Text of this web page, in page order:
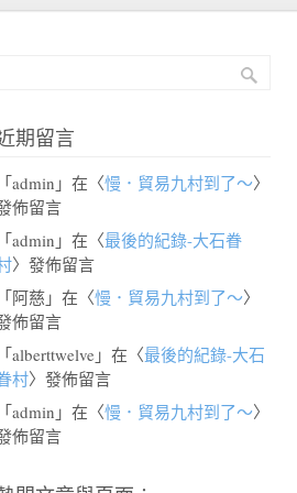
期留言
admin 」在〈慢．貿易九村到了～〉
佈留言
admin 」在〈最後的紀錄-大石眷
〉發佈留言
阿慈 」在〈慢．貿易九村到了～〉
佈留言
alberttwelve 」在〈最後的紀錄-大石
村〉發佈留言
admin 」在〈慢．貿易九村到了～〉
佈留言